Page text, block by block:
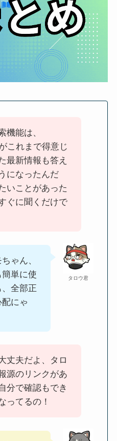
機能は、
これまで得意じ
最新情報も答え
になったんだ
いことがあった
ぐに聞くだけで
タロウ君
ゃん、
単に使
全部正
にゃ
丈夫だよ、タロ
源のリンクがあ
分で確認もでき
ってるの！